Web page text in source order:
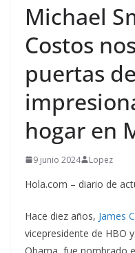
​Michael
Costos
puertas
hogar en
9 junio 2024 Lopez
Hola.com – diario de
Hace diez años, James
vicepresidente de HBO
Obama, fue nombrado